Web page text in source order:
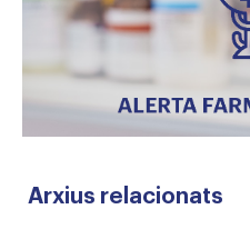
Arxius relacionats